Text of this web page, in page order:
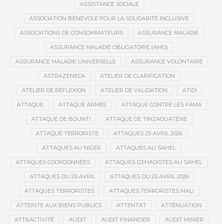
ASSISTANCE SOCIALE
ASSOCIATION BÉNÉVOLE POUR LA SOLIDARITÉ INCLUSIVE
ASSOCIATIONS DE CONSOMMATEURS ASSURANCE MALADIE
ASSURANCE MALADIE OBLIGATOIRE (AMO)
ASSURANCE MALADIE UNIVERSELLE ASSURANCE VOLONTAIRE
ASTRAZENECA ATELIER DE CLARIFICATION
ATELIER DE RÉFLEXION ATELIER DE VALIDATION ATIDI
ATTAQUE ATTAQUE ARMÉE ATTAQUE CONTRE LES FAMA
ATTAQUE DE BOUNTI ATTAQUE DE TINZAOUATÈNE
ATTAQUE TERRORISTE ATTAQUES 25 AVRIL 2026
ATTAQUES AU NIGER ATTAQUES AU SAHEL
ATTAQUES COORDONNÉES ATTAQUES DJIHADISTES AU SAHEL
ATTAQUES DU 25 AVRIL ATTAQUES DU 25 AVRIL 2026
ATTAQUES TERRORISTES ATTAQUES TERRORISTES MALI
ATTEINTE AUX BIENS PUBLICS ATTENTAT ATTÉNUATION
ATTRACTIVITÉ AUDIT AUDIT FINANCIER AUDIT MINIER